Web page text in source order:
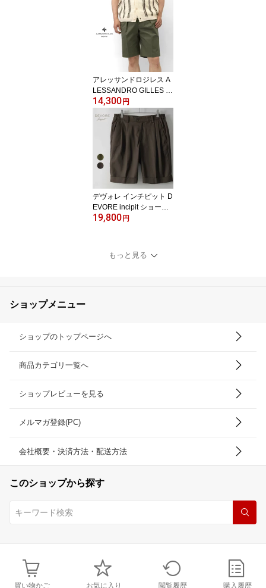
メンズ ブランド 革 クッ
ション 履き心地 シンプ
ル カジュアル 男性 高級
サンダル ブランドサンダ
ル イタリア レザー メン
ズサンダル おしゃれ
アレッサンドロジレス A
LESSANDRO GILLES 高
密度コットン 2プリーツ
ショーツ セミワイド チ
ノ BR11-P238 パンツ ハ
ーフパンツ バミューダパ
ンツ コットン 26SS オフ
ホワイト ベージュ カー
キ ストレッチ メンズ イ
タリア 春 夏
14,300 円
デヴォレ インチピット D
EVORE incipit ショーツ
ハーフパンツ D157C-G1
ヨセル リネン ブラウン
カーキ グリーン 26SS 春
19,800 円
もっと見る
ショップメニュー
ショップのトップページへ
商品カテゴリ一覧へ
ショップレビューを見る
メルマガ登録(PC)
会社概要・決済方法・配送方法
このショップから探す
買い物かご お気に入り 閲覧履歴 購入履歴